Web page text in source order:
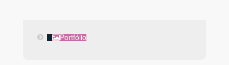
PortfólioPortfólio